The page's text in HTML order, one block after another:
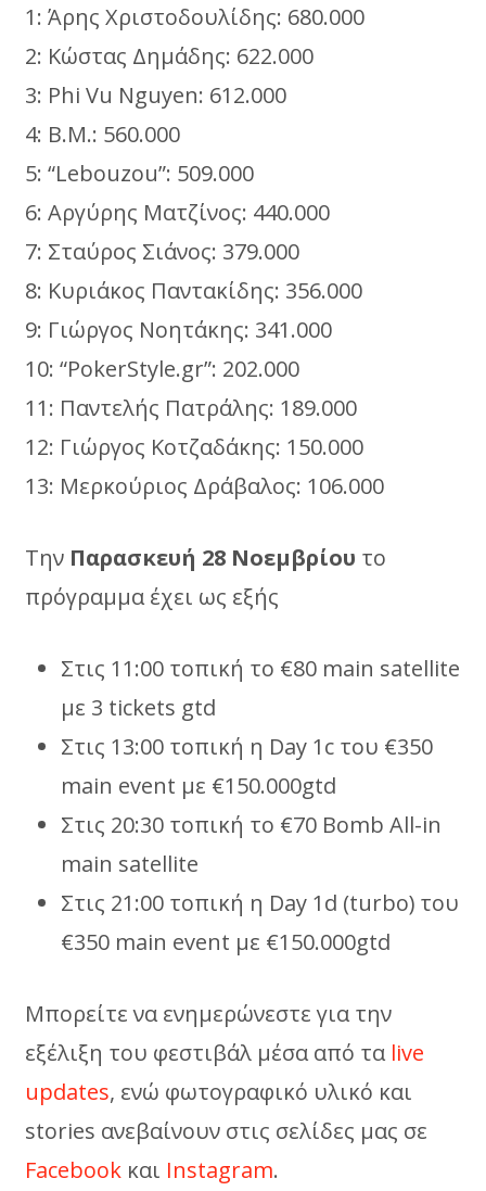
1: Άρης Χριστοδουλίδης: 680.000
2: Κώστας Δημάδης: 622.000
3: Phi Vu Nguyen: 612.000
4: Β.Μ.: 560.000
5: “Lebouzou”: 509.000
6: Αργύρης Ματζίνος: 440.000
7: Σταύρος Σιάνος: 379.000
8: Κυριάκος Παντακίδης: 356.000
9: Γιώργος Νοητάκης: 341.000
10: “PokerStyle.gr”: 202.000
11: Παντελής Πατράλης: 189.000
12: Γιώργος Κοτζαδάκης: 150.000
13: Μερκούριος Δράβαλος: 106.000
Tην Παρασκευή 28 Νοεμβρίου το
πρόγραμμα έχει ως εξής
Στις 11:00 τοπική το €80 main satellite
με 3 tickets gtd
Στις 13:00 τοπική η Day 1c του €350
main event με €150.000gtd
Στις 20:30 τοπική το €70 Bomb All-in
main satellite
Στις 21:00 τοπική η Day 1d (turbo) του
€350 main event με €150.000gtd
Mπορείτε να ενημερώνεστε για την
εξέλιξη του φεστιβάλ μέσα από τα live
updates, ενώ φωτογραφικό υλικό και
stories ανεβαίνουν στις σελίδες μας σε
Facebookκαι Instagram.